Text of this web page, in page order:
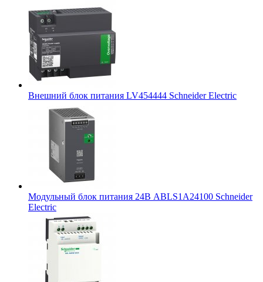
Внешний блок питания LV454444 Schneider Electric
Модульный блок питания 24В ABLS1A24100 Schneider
Electric